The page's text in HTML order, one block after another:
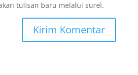
tulisan baru melalui surel.